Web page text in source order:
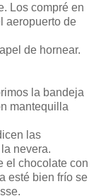
Los compré en
aeropuerto de
de hornear.
la bandeja
mantequilla
las
nevera.
el chocolate con
esté bien frío se